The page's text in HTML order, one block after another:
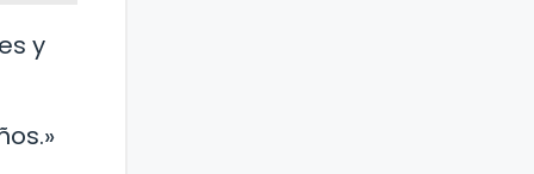
y